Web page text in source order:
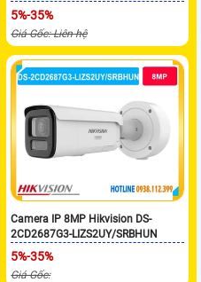
5%-35%
Giá Gốc: Liên hệ
Camera IP 8MP Hikvision DS-
2CD2687G3-LIZS2UY/SRBHUN
5%-35%
Giá Gốc: